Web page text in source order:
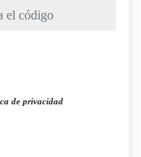
de privacidad